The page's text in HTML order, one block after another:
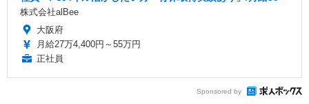
株式会社alBee
大阪府
月給27万4,400円～55万円
正社員
Sponsored by